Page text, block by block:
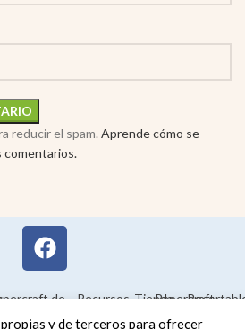
reducir el spam. Aprende cómo se
comentarios.
de
en
Recursos
educativos
TiendaPapercraft
y de terceros para ofrecer